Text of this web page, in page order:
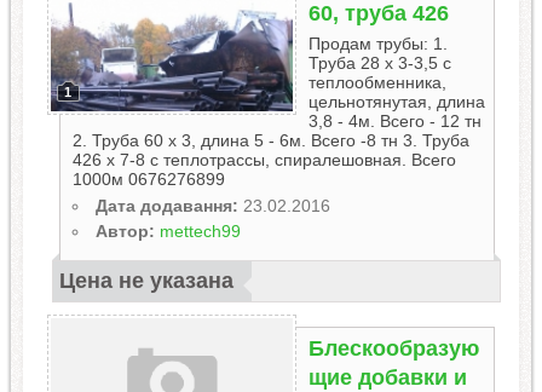
1
60, труба 426
Продам трубы: 1.
Труба 28 х 3-3,5 с
теплообменника,
цельнотянутая, длина
3,8 - 4м. Всего - 12 тн
2. Труба 60 х 3, длина 5 - 6м. Всего -8 тн 3. Труба
426 х 7-8 с теплотрассы, спиралешовная. Всего
1000м 0676276899
Дата додавання: 23.02.2016
Автор: mettech99
Цена не указана
Блескообразую
щие добавки и